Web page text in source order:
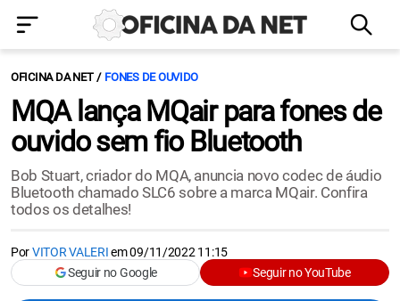
OFICINA DA NET FONES DE OUVIDO
MQA lança MQair para fones de
ouvido sem fio Bluetooth
Bob Stuart, criador do MQA, anuncia novo codec de áudio
Bluetooth chamado SLC6 sobre a marca MQair. Confira
todos os detalhes!
PorVITOR VALERIem09/11/2022 11:15
Seguir no Google
Seguir no YouTube